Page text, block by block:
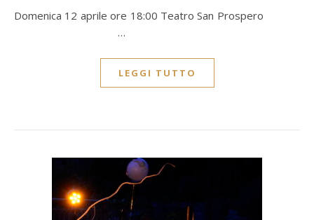
Domenica 12 aprile ore 18:00 Teatro San Prospero
…
LEGGI TUTTO